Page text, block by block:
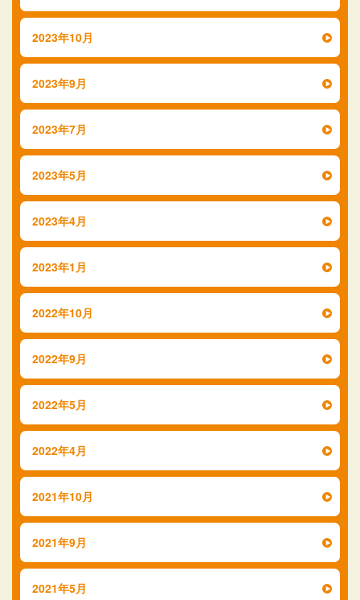
2023年10月
2023年9月
2023年7月
2023年5月
2023年4月
2023年1月
2022年10月
2022年9月
2022年5月
2022年4月
2021年10月
2021年9月
2021年5月